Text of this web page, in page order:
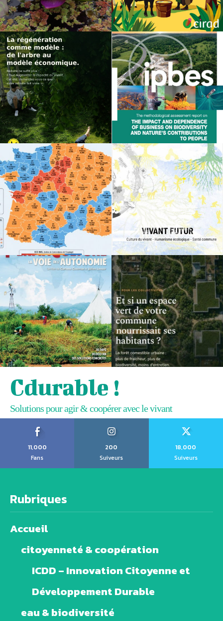
Cdurable !
Solutions pour agir & coopérer avec le vivant
11,000
Fans
200
Suiveurs
18,000
Suiveurs
Rubriques
Accueil
citoyenneté & coopération
ICDD – Innovation Citoyenne et
Développement Durable
eau & biodiversité